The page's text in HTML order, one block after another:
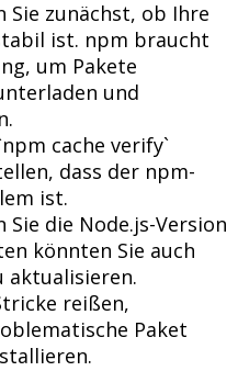
Sie zunächst, ob Ihre
ist. npm braucht
um Pakete
und
cache verify`
dass der npm-
ist.
die Node.js-Version
könnten Sie auch
aktualisieren.
reißen,
Paket